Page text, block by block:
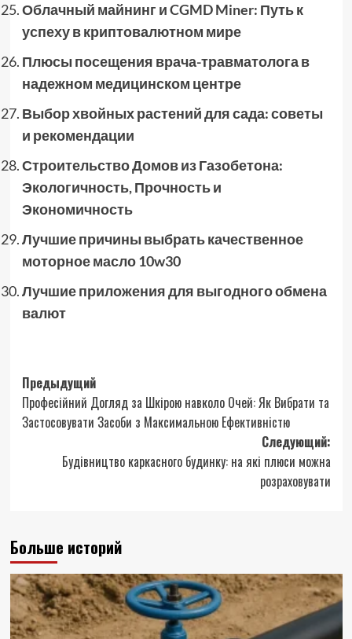
Облачный майнинг и CGMD Miner: Путь к
успеху в криптовалютном мире
Плюсы посещения врача-травматолога в
надежном медицинском центре
Выбор хвойных растений для сада: советы
и рекомендации
Строительство Домов из Газобетона:
Экологичность, Прочность и
Экономичность
Лучшие причины выбрать качественное
моторное масло 10w30
Лучшие приложения для выгодного обмена
валют
Навигация
записи
Предыдущий
Професійний Догляд за Шкірою навколо Очей: Як Вибрати та
Застосовувати Засоби з Максимальною Ефективністю
Следующий:
Будівництво каркасного будинку: на які плюси можна
розраховувати
Больше историй